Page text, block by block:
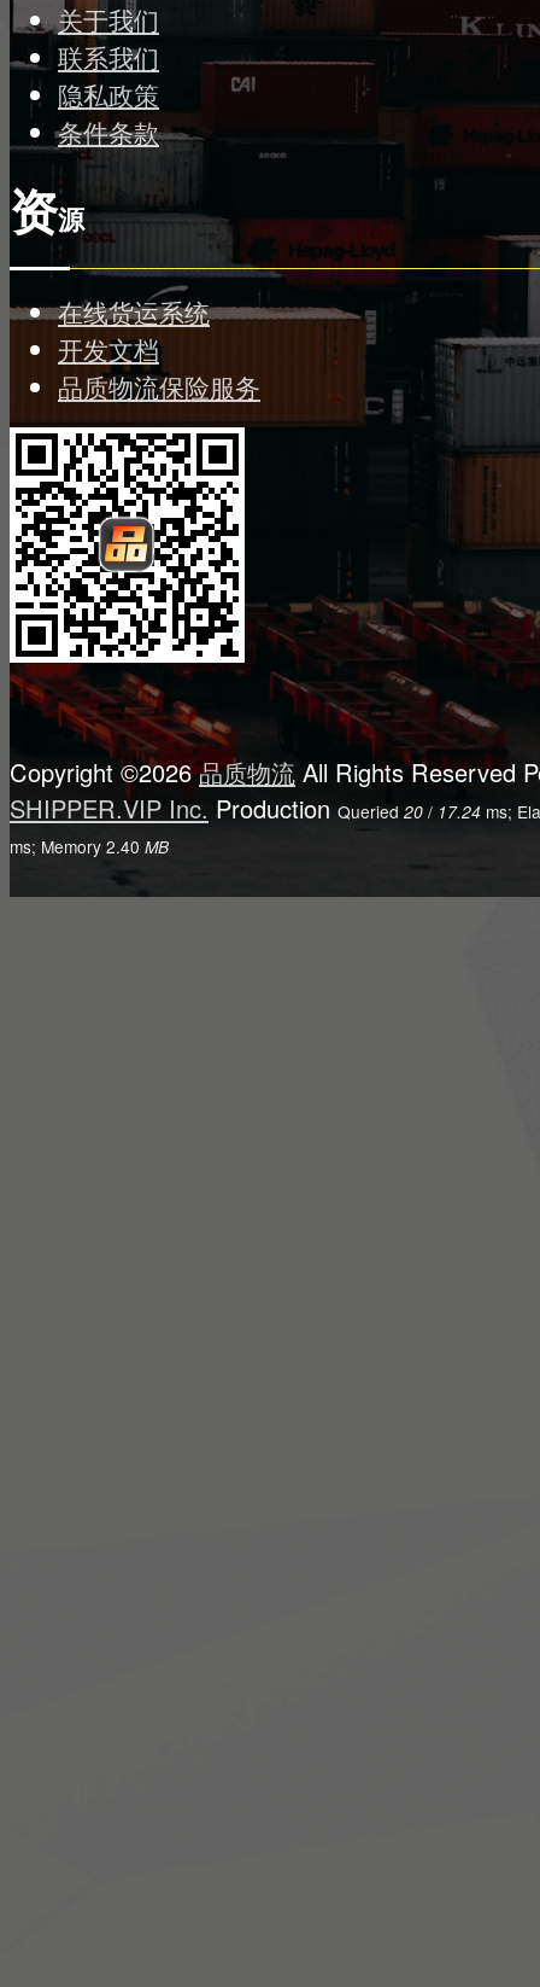
关于我们
联系我们
隐私政策
条件条款
资源
在线货运系统
开发文档
品质物流保险服务
Copyright ©2026品质物流 All Rights Reserved
SHIPPER.VIP Inc. Production Queried20 / 17.24 ms;
ms; Memory 2.40 MB